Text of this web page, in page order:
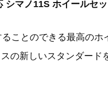
マノ11S ホイールセッ
ことのできる最高のホ
の新しいスタンダード